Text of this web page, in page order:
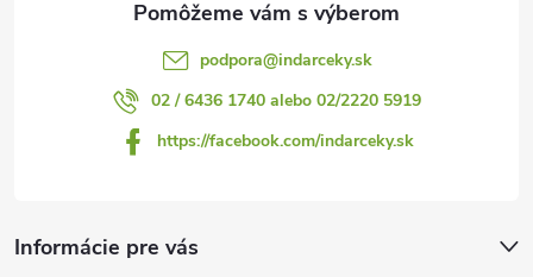
podpora@indarceky.sk
02 / 6436 1740 alebo 02/2220 5919
https://facebook.com/indarceky.sk
Informácie pre vás